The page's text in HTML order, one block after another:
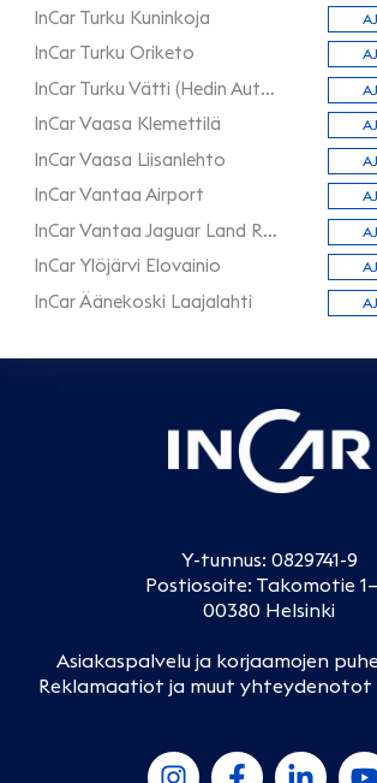
InCar Turku Kuninkoja
InCar Turku Oriketo
InCar Turku Vätti (Hedin Automotive)
InCar Vaasa Klemettilä
InCar Vaasa Liisanlehto
InCar Vantaa Airport
InCar Vantaa Jaguar Land Rover
InCar Ylöjärvi Elovainio
InCar Äänekoski Laajalahti
Y-tunnus: 0829741-9
Postiosoite: Takomotie
00380 Helsinki
Asiakaspalvelu ja korjaamojen
Reklamaatiot ja muut yhteydenotot